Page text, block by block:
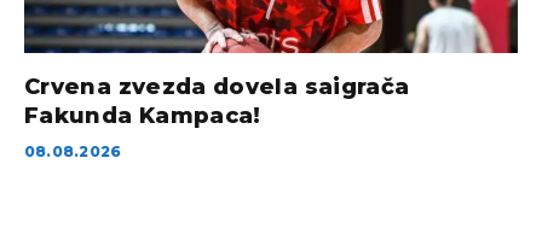
Crvena zvezda dovela saigrača
Fakunda Kampaca!
08.08.2026